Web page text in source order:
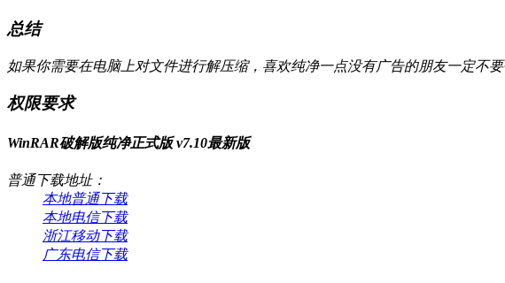
总结
如果你需要在电脑上对文件进行解压缩，喜欢纯净一点没有广告的朋友一定不
权限要求
WinRAR破解版纯净正式版 v7.10最新版
普通下载地址：
本地普通下载
本地电信下载
浙江移动下载
广东电信下载